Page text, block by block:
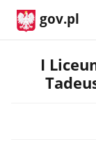
gov.pl
I